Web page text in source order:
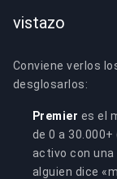
vistazo
Conviene verlos
desglosarlos:
Premier es el
de 0 a
activo con
alguien dice